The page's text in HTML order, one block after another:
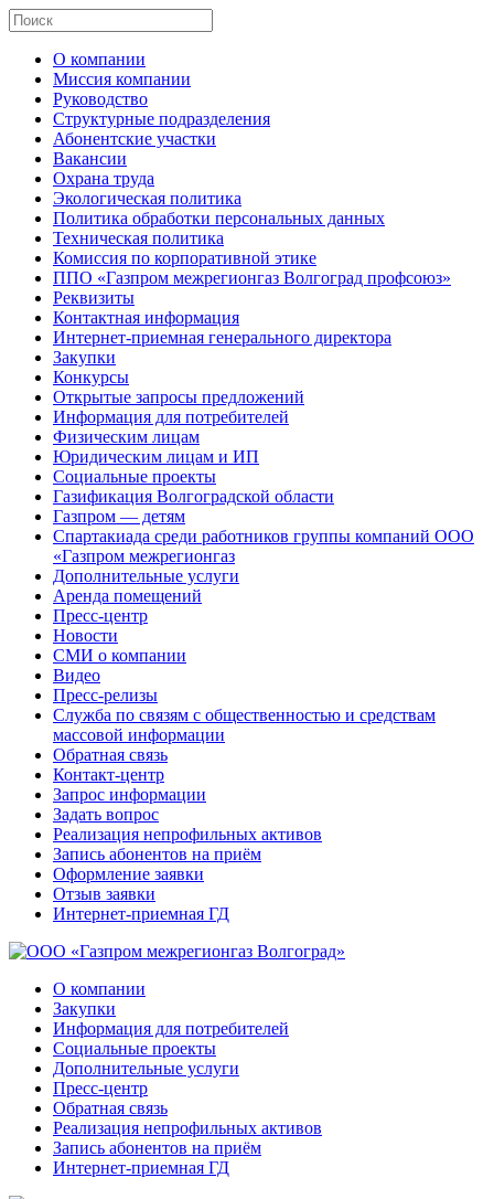
О компании
Миссия компании
Руководство
Структурные подразделения
Абонентские участки
Вакансии
Охрана труда
Экологическая политика
Политика обработки персональных данных
Техническая политика
Комиссия по корпоративной этике
ППО «Газпром межрегионгаз Волгоград профсоюз»
Реквизиты
Контактная информация
Интернет-приемная генерального директора
Закупки
Конкурсы
Открытые запросы предложений
Информация для потребителей
Физическим лицам
Юридическим лицам и ИП
Социальные проекты
Газификация Волгоградской области
Газпром — детям
Спартакиада среди работников группы компаний ООО
«Газпром межрегионгаз
Дополнительные услуги
Аренда помещений
Пресс-центр
Новости
СМИ о компании
Видео
Пресс-релизы
Служба по связям с общественностью и средствам
массовой информации
Обратная связь
Контакт-центр
Запрос информации
Задать вопрос
Реализация непрофильных активов
Запись абонентов на приём
Оформление заявки
Отзыв заявки
Интернет-приемная ГД
О компании
Закупки
Информация для потребителей
Социальные проекты
Дополнительные услуги
Пресс-центр
Обратная связь
Реализация непрофильных активов
Запись абонентов на приём
Интернет-приемная ГД